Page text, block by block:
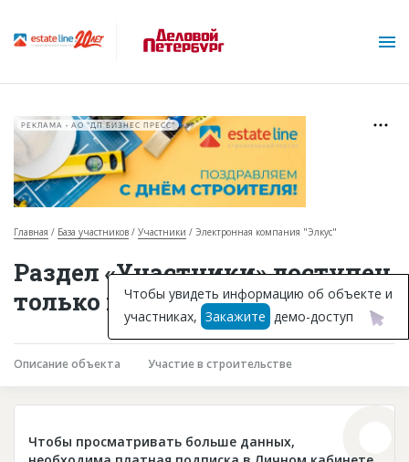
Горячие объекты
База строящихся объектов
Инвестпроекты
Глоссарий
Платные услуги
РЕКЛАМА • АО "ДП БИЗНЕС ПРЕСС"
Главная База участников Участники Электронная компания "Элкус"
Раздел «Участники» доступен
только подписчикам
Описание объекта Участие в строительстве
Чтобы просматривать больше данных,
Чтобы увидеть информацию об объекте и
участниках, Закажите демо-доступ